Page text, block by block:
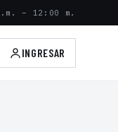
– 12:00 m.
INGRESAR